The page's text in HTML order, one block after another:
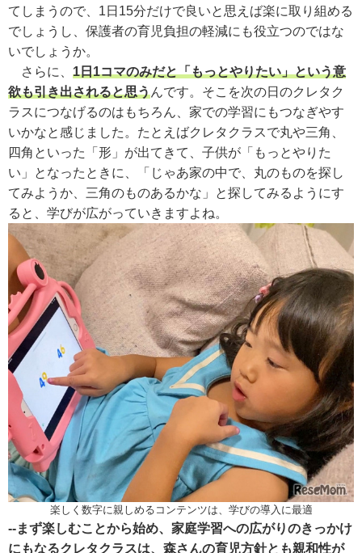
てしまうので、1日15分だけで良いと思えば楽に取り組める
でしょうし、保護者の育児負担の軽減にも役立つのではな
いでしょうか。
さらに、 1日1コマのみだと「もっとやりたい」という意
欲も引き出されると思うんです。そこを次の日のクレタク
ラスにつなげるのはもちろん、家での学習にもつなぎやす
いかなと感じました。たとえばクレタクラスで丸や三角、
四角といった「形」が出てきて、子供が「もっとやりた
い」となったときに、「じゃあ家の中で、丸のものを探し
てみようか、三角のものあるかな」と探してみるようにす
ると、学びが広がっていきますよね。
楽しく数字に親しめるコンテンツは、学びの導入に最適
--まず楽しむことから始め、家庭学習への広がりのきっかけ
にもなるクレタクラスは、森さんの育児方針とも親和性が